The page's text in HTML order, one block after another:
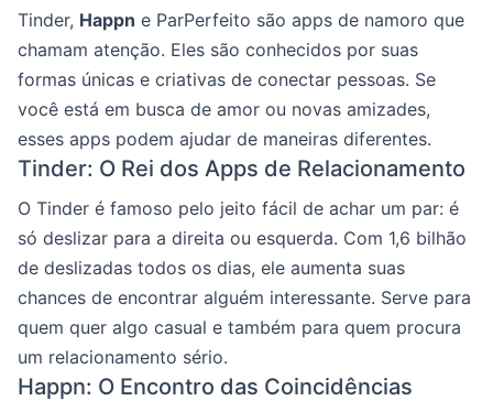
Tinder, Happn e ParPerfeito são apps de namoro que
chamam atenção. Eles são conhecidos por suas
formas únicas e criativas de conectar pessoas. Se
você está em busca de amor ou novas amizades,
esses apps podem ajudar de maneiras diferentes.
Tinder: O Rei dos Apps de Relacionamento
O Tinder é famoso pelo jeito fácil de achar um par: é
só deslizar para a direita ou esquerda. Com 1,6 bilhão
de deslizadas todos os dias, ele aumenta suas
chances de encontrar alguém interessante. Serve para
quem quer algo casual e também para quem procura
um relacionamento sério.
Happn: O Encontro das Coincidências